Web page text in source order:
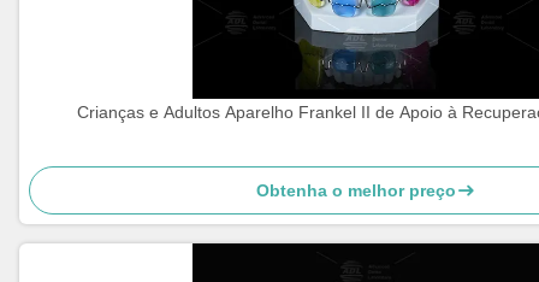
Crianças e Adultos Aparelho Frankel II de Apoio à
Obtenha o melhor preço